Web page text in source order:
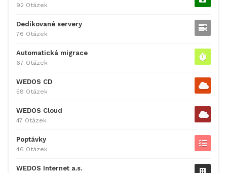
92 Otázek
Dedikované servery
76 Otázek
Automatická migrace
67 Otázek
WEDOS CD
58 Otázek
WEDOS Cloud
47 Otázek
Poptávky
46 Otázek
WEDOS Internet a.s.